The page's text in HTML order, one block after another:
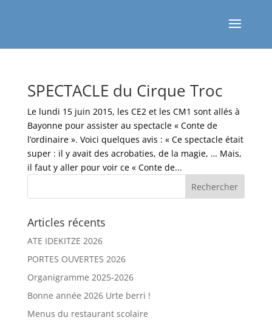
SPECTACLE du Cirque Troc
Le lundi 15 juin 2015, les CE2 et les CM1 sont allés à
Bayonne pour assister au spectacle « Conte de
l’ordinaire ». Voici quelques avis : « Ce spectacle était
super : il y avait des acrobaties, de la magie, … Mais,
il faut y aller pour voir ce « Conte de...
Articles récents
ATE IDEKITZE 2026
PORTES OUVERTES 2026
Organigramme 2025-2026
Bonne année 2026 Urte berri !
Menus du restaurant scolaire